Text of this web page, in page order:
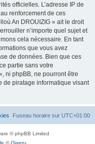
officielles. L’adresse IP de
renforcement de ces
An DROUIZIG » ait le droit
n’importe quel sujet et
cela nécessaire. En tant
que vous avez
de données. Bien que ces
partie sans votre
ni phpBB, ne pourront être
de piratage informatique visant
Fuseau horaire sur UTC+01:00
© phpBB Limited
©Qiaeru